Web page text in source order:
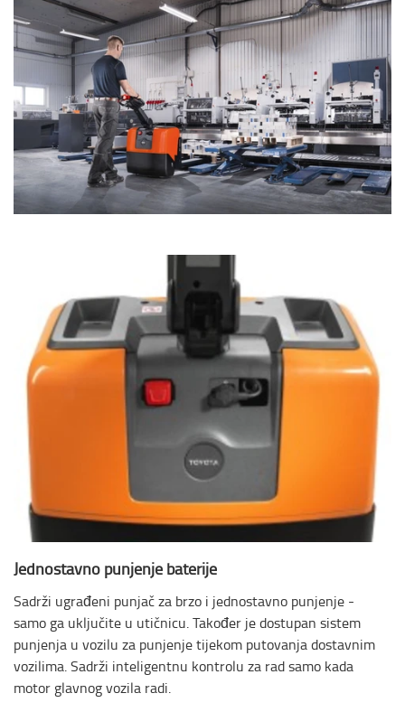
Jednostavno punjenje baterije
Sadrži ugrađeni punjač za brzo i jednostavno punjenje -
samo ga uključite u utičnicu. Također je dostupan sistem
punjenja u vozilu za punjenje tijekom putovanja dostavnim
vozilima. Sadrži inteligentnu kontrolu za rad samo kada
motor glavnog vozila radi.